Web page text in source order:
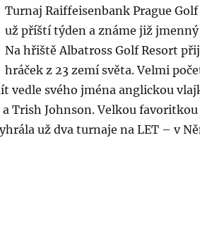
Turnaj Raiffeisenbank Prague
už příští týden a známe již
Na hřiště Albatross Golf Resort
hráček z 23 zemí světa. Velmi
vedle svého jména anglickou
a Trish Johnson. Velkou
už dva turnaje na LET – v
Prague Golf Masters